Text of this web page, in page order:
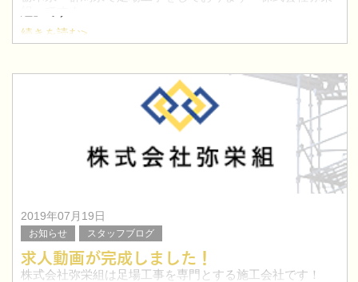
今回は、栃木県小山市にて寮の解体足場工事を行いまし
足利市を中心に栃木県で鳶職人を目指したい方！求人特集
続きを読む>
2019年07月19日
お知らせ スタッフブログ
求人動画が完成しました！
株式会社弥栄組は足場工事を専門とする施工会社です！